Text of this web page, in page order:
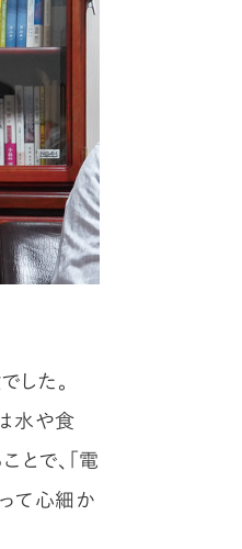
した。
水や食
とで、「電
て心細か